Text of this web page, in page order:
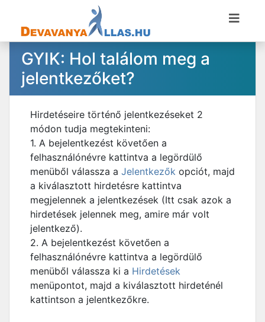
GYIK: Hol találom meg a
jelentkezőket?
Hirdetéseire történő jelentkezéseket 2
módon tudja megtekinteni:
1. A bejelentkezést követően a
felhasználónévre kattintva a legördülő
menüből válassza a Jelentkezők opciót, majd
a kiválasztott hirdetésre kattintva
megjelennek a jelentkezések (Itt csak azok a
hirdetések jelennek meg, amire már volt
jelentkező).
2. A bejelentkezést követően a
felhasználónévre kattintva a legördülő
menüből válassza ki a Hirdetések
menüpontot, majd a kiválasztott hirdeténél
kattintson a jelentkezőkre.